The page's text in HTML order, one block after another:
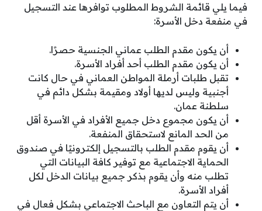
فيما يلي قائمة الشروط المطلوب توافرها عند التسجيل
في منفعة دخل الأسرة:
أن يكون مقدم الطلب عماني الجنسية حصرًا.
أن يكون مقدم الطلب أحد أفراد الأسرة.
تقبل طلبات أرملة المواطن العماني في حال كانت
أجنبية وليس لديها أولاد ومقيمة بشكل دائم في
سلطنة عمان.
أن يكون مجموع دخل جميع الأفراد في الأسرة أقل
من الحد المانع لاستحقاق المنفعة.
أن يقوم مقدم الطلب بالتسجيل إلكترونيًا في صندوق
الحماية الاجتماعية مع توفير كافة البيانات التي
تطلب منه وأن يقوم بذكر جميع بيانات الدخل لكل
أفراد الأسرة.
أن يتم التعاون مع الباحث الاجتماعي بشكل فعال في